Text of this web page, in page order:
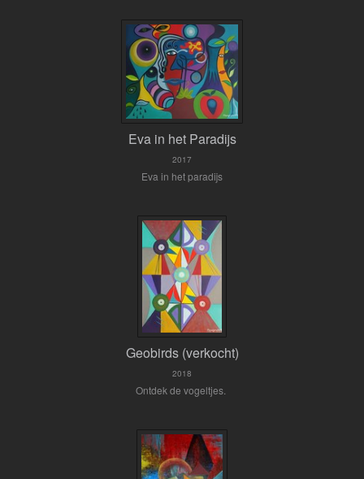
Eva in het Paradijs
2017
Eva in het paradijs
Geobirds (verkocht)
2018
Ontdek de vogeltjes.